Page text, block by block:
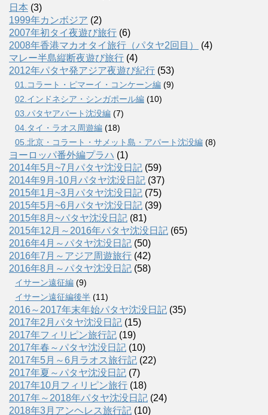
日本 (3)
1999年カンボジア (2)
2007年初タイ夜遊び旅行 (6)
2008年香港マカオタイ旅行（パタヤ2回目）
(4)
マレー半島縦断夜遊び旅行 (4)
2012年パタヤ発アジア夜遊び紀行 (53)
01.コラート・ピマーイ・コンケーン編 (9)
02.インドネシア・シンガポール編 (10)
03.パタヤアパート沈没編 (7)
04.タイ・ラオス周遊編 (18)
05.北京・コラート・サメット島・アパート沈没編 (8)
ヨーロッパ番外編プラハ (1)
2014年5月~7月パタヤ沈没日記 (59)
2014年9月-10月パタヤ沈没日記 (37)
2015年1月~3月パタヤ沈没日記 (75)
2015年5月~6月パタヤ沈没日記 (39)
2015年8月~パタヤ沈没日記 (81)
2015年12月～2016年パタヤ沈没日記 (65)
2016年4月～パタヤ沈没日記 (50)
2016年7月～アジア周遊旅行 (42)
2016年8月～パタヤ沈没日記 (58)
イサーン遠征編 (9)
イサーン遠征編後半 (11)
2016～2017年末年始パタヤ沈没日記 (35)
2017年2月パタヤ沈没日記 (15)
2017年フィリピン旅行記 (19)
2017年春～パタヤ沈没日記 (10)
2017年5月～6月ラオス旅行記 (22)
2017年夏～パタヤ沈没日記 (7)
2017年10月フィリピン旅行 (18)
2017年～2018年パタヤ沈没日記 (24)
2018年3月アンヘレス旅行記 (10)